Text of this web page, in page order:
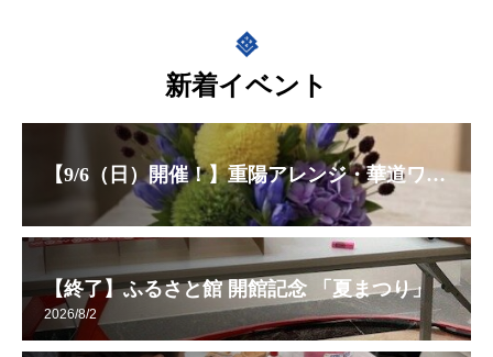
新着イベント
【9/6（日）開催！】重陽アレンジ・華道ワークショップ
【終了】ふるさと館 開館記念 「夏まつり」
2026/8/2